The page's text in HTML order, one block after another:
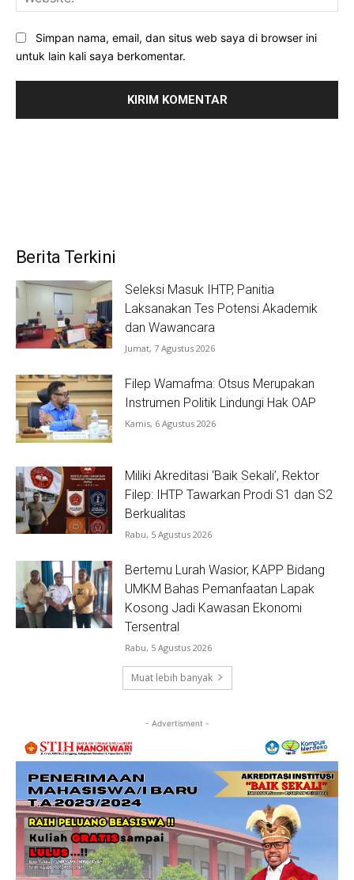
Simpan nama, email, dan situs web saya di browser ini
untuk lain kali saya berkomentar.
Berita Terkini
Seleksi Masuk IHTP, Panitia
Laksanakan Tes Potensi Akademik
dan Wawancara
Jumat, 7 Agustus 2026
Filep Wamafma: Otsus Merupakan
Instrumen Politik Lindungi Hak OAP
Kamis, 6 Agustus 2026
Miliki Akreditasi ‘Baik Sekali’, Rektor
Filep: IHTP Tawarkan Prodi S1 dan S2
Berkualitas
Rabu, 5 Agustus 2026
Bertemu Lurah Wasior, KAPP Bidang
UMKM Bahas Pemanfaatan Lapak
Kosong Jadi Kawasan Ekonomi
Tersentral
Rabu, 5 Agustus 2026
Muat lebih banyak
- Advertisment -